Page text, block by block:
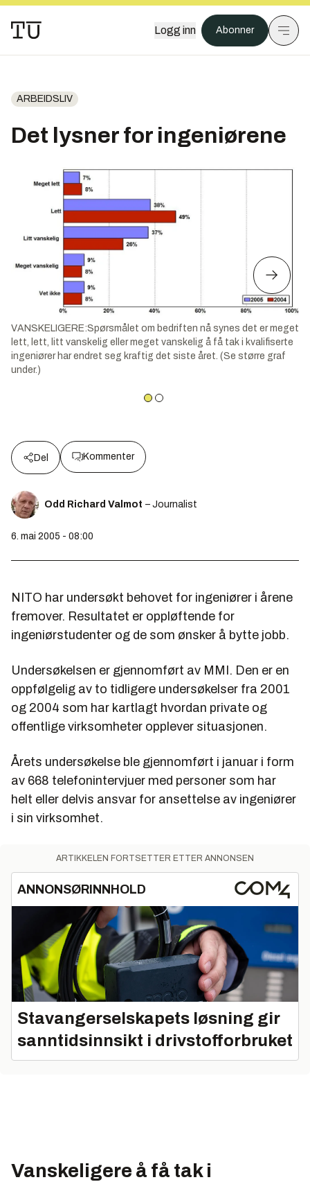
Logg inn Abonner
ARBEIDSLIV
Det lysner for ingeniørene
VANSKELIGERE:Spørsmålet om bedriften nå synes det er meget
lett, lett, litt vanskelig eller meget vanskelig å få tak i kvalifiserte
ingeniører har endret seg kraftig det siste året. (Se større graf
under.)
Del Kommenter
Odd Richard Valmot – Journalist
6. mai 2005 - 08:00
NITO har undersøkt behovet for ingeniører i årene
fremover. Resultatet er oppløftende for
ingeniørstudenter og de som ønsker å bytte jobb.
Undersøkelsen er gjennomført av MMI. Den er en
oppfølgelig av to tidligere undersøkelser fra 2001
og 2004 som har kartlagt hvordan private og
offentlige virksomheter opplever situasjonen.
Årets undersøkelse ble gjennomført i januar i form
av 668 telefonintervjuer med personer som har
helt eller delvis ansvar for ansettelse av ingeniører
i sin virksomhet.
ARTIKKELEN FORTSETTER ETTER ANNONSEN
ANNONSØRINNHOLD
Stavangerselskapets løsning gir
sanntidsinnsikt i drivstofforbruket
Vanskeligere å få tak i